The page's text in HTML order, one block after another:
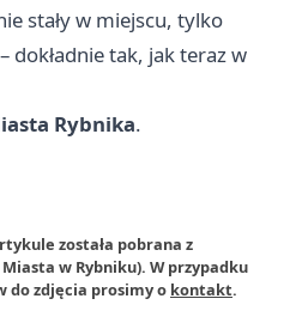
stały w miejscu, tylko
dokładnie tak, jak teraz w
Rybnika.
została pobrana z
w Rybniku). W przypadku
do zdjęcia prosimy o kontakt.